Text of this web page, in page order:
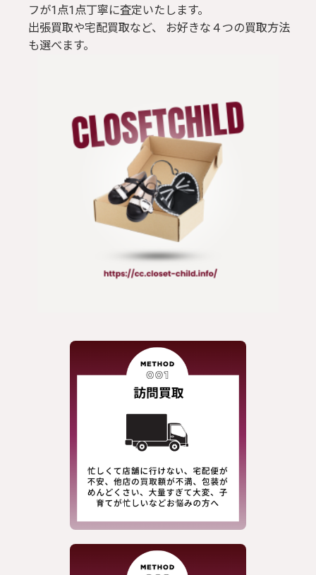
フが1点1点丁寧に査定いたします。
出張買取や宅配買取など、 お好きな４つの買取方法
も選べます。